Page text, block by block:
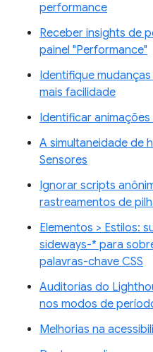
performance
Receber insights de
painel "Performance"
Identifique
mais facilidade
Identificar
A simultaneidade de
Sensores
Ignorar scripts
rastreamentos de
Elementos > Estilos:
sideways-* para
palavras-chave CSS
Auditorias do
nos modos de
Melhorias na